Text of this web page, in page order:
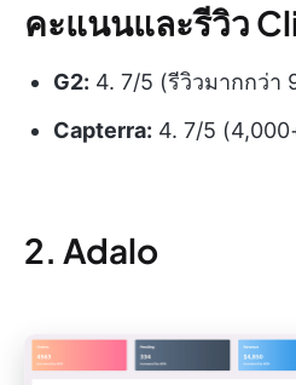
คะแนนและรีวิว
G2: 4. 7/5 (รีวิวมากกว่า
Capterra: 4. 7/5
2. Adalo